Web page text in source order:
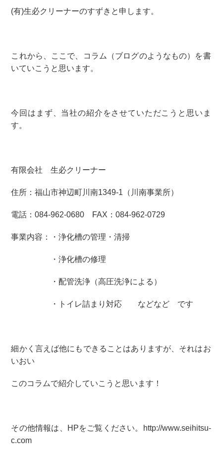
(有)生必クリーナーのすずきと申します。
これから、ここで、コラム（ブログのようなもの）を書
いていこうと思います。
今回はまず、当社の紹介をさせていただこうと思いま
す。
有限会社 生必クリーナー
住所：福山市神辺町川南1349-1（川南事業所）
電話：084-962-0680 FAX：084-962-0729
事業内容：・浄化槽の管理・清掃
・浄化槽の修理
・配管洗浄（高圧洗浄による）
・トイレ詰まり対応 などなど です
細かく言えば他にもできることはありますが、それはお
いおい
このコラムで紹介していこうと思います！
その他情報は、HPをご覧ください。http://www.seihitsu-
c.com